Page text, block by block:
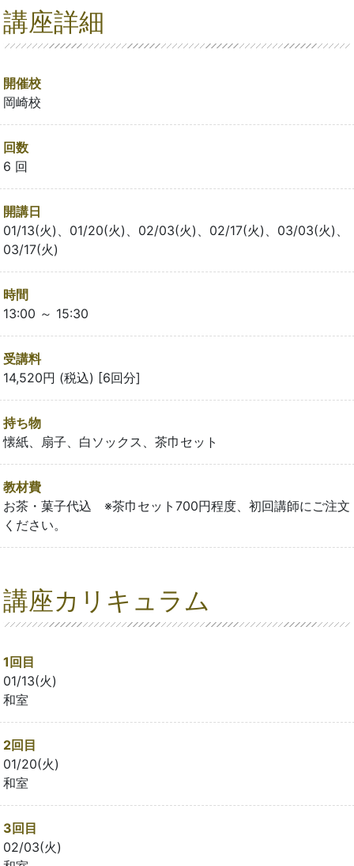
講座詳細
開催校
岡崎校
回数
6 回
開講日
01/13(火)、01/20(火)、02/03(火)、02/17(火)、03/03(火)、
03/17(火)
時間
13:00 ～ 15:30
受講料
14,520円 (税込) [6回分]
持ち物
懐紙、扇子、白ソックス、茶巾セット
教材費
お茶・菓子代込 ※茶巾セット700円程度、初回講師にご注文
ください。
講座カリキュラム
1回目
01/13(火)
和室
2回目
01/20(火)
和室
3回目
02/03(火)